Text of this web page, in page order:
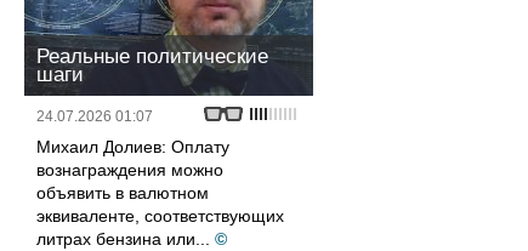
Реальные политические
шаги
24.07.2026 01:07
Михаил Долиев: Оплату
вознаграждения можно
объявить в валютном
эквиваленте, соответствующих
литрах бензина или...
©